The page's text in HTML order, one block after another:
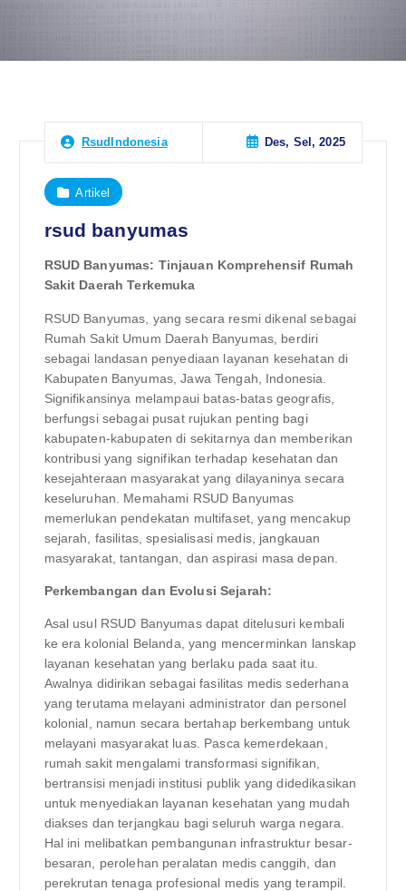
RsudIndonesia Des, Sel, 2025
Artikel
rsud banyumas
RSUD Banyumas: Tinjauan Komprehensif Rumah
Sakit Daerah Terkemuka
RSUD Banyumas, yang secara resmi dikenal sebagai
Rumah Sakit Umum Daerah Banyumas, berdiri
sebagai landasan penyediaan layanan kesehatan di
Kabupaten Banyumas, Jawa Tengah, Indonesia.
Signifikansinya melampaui batas-batas geografis,
berfungsi sebagai pusat rujukan penting bagi
kabupaten-kabupaten di sekitarnya dan memberikan
kontribusi yang signifikan terhadap kesehatan dan
kesejahteraan masyarakat yang dilayaninya secara
keseluruhan. Memahami RSUD Banyumas
memerlukan pendekatan multifaset, yang mencakup
sejarah, fasilitas, spesialisasi medis, jangkauan
masyarakat, tantangan, dan aspirasi masa depan.
Perkembangan dan Evolusi Sejarah:
Asal usul RSUD Banyumas dapat ditelusuri kembali
ke era kolonial Belanda, yang mencerminkan lanskap
layanan kesehatan yang berlaku pada saat itu.
Awalnya didirikan sebagai fasilitas medis sederhana
yang terutama melayani administrator dan personel
kolonial, namun secara bertahap berkembang untuk
melayani masyarakat luas. Pasca kemerdekaan,
rumah sakit mengalami transformasi signifikan,
bertransisi menjadi institusi publik yang didedikasikan
untuk menyediakan layanan kesehatan yang mudah
diakses dan terjangkau bagi seluruh warga negara.
Hal ini melibatkan pembangunan infrastruktur besar-
besaran, perolehan peralatan medis canggih, dan
perekrutan tenaga profesional medis yang terampil.